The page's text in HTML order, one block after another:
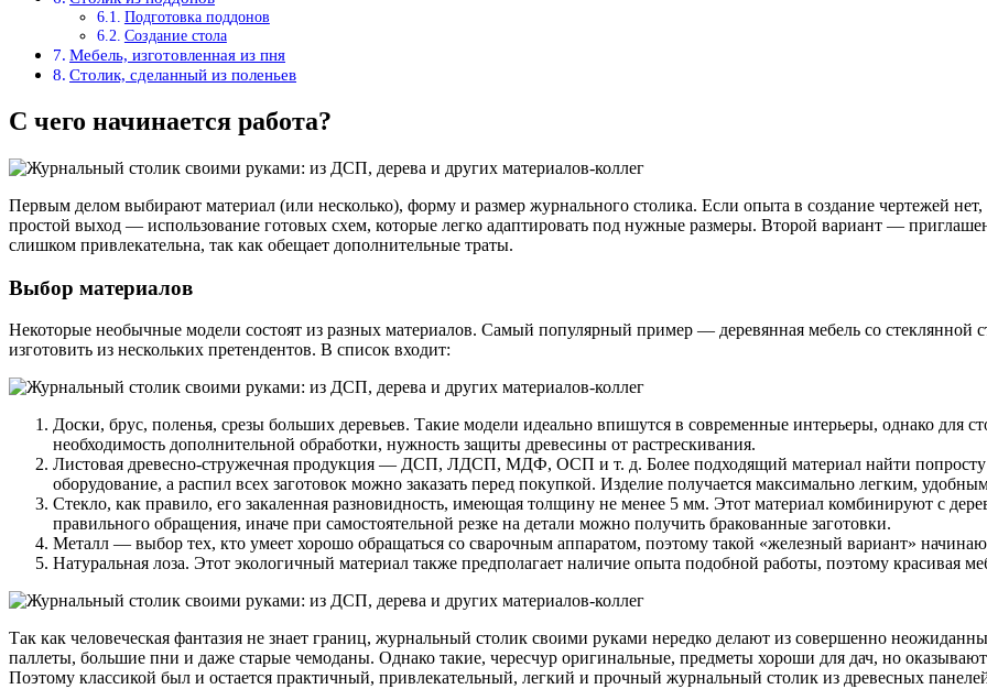
Подготовка поддонов
Создание стола
Мебель, изготовленная из пня
Столик, сделанный из поленьев
С чего начинается работа?
Первым делом выбирают материал (или несколько), форму и размер журнального столика. Если опыта в создание чертежей нет,
простой выход — использование готовых схем, которые легко адаптировать под нужные размеры. Второй вариант —
слишком привлекательна, так как обещает дополнительные траты.
Выбор материалов
Некоторые необычные модели состоят из разных материалов. Самый популярный пример — деревянная мебель со
изготовить из нескольких претендентов. В список входит:
Доски, брус, поленья, срезы больших деревьев. Такие модели идеально впишутся в современные интерьеры, однако для
необходимость дополнительной обработки, нужность защиты древесины от растрескивания.
Листовая древесно-стружечная продукция — ДСП, ЛДСП, МДФ, ОСП и т. д. Более подходящий материал найти попросту
оборудование, а распил всех заготовок можно заказать перед покупкой. Изделие получается максимально легким,
Стекло, как правило, его закаленная разновидность, имеющая толщину не менее 5 мм. Этот материал комбинируют с
правильного обращения, иначе при самостоятельной резке на детали можно получить бракованные заготовки.
Металл — выбор тех, кто умеет хорошо обращаться со сварочным аппаратом, поэтому такой «железный вариант»
Натуральная лоза. Этот экологичный материал также предполагает наличие опыта подобной работы, поэтому красивая
Так как человеческая фантазия не знает границ, журнальный столик своими руками нередко делают из совершенно
паллеты, большие пни и даже старые чемоданы. Однако такие, чересчур оригинальные, предметы хороши для дач, но
Поэтому классикой был и остается практичный, привлекательный, легкий и прочный журнальный столик из древесных